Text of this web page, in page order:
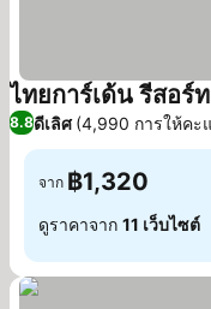
ไทยการ์เด้น รีสอร์
8.8ดีเลิศ (4,990 การให้คะ
จาก ฿1,320
ดูราคาจาก 11 เว็บไซต์